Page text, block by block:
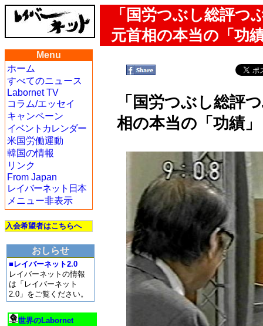
「国労つぶし総評つ
元首相の本当の「功
Menu
ホーム
すべてのニュース
Labornet TV
コラム/エッセイ
キャンペーン
イベントカレンダー
米国労働運動
韓国の情報
リンク
From Japan
レイバーネット日本
メニュー非表示
入会希望者はこちらへ
おしらせ
■レイバーネット2.0
レイバーネットの情報
は「レイバーネット
2.0」をご覧ください。
世界のLabornet
「国労つぶし総評
相の本当の「功績」